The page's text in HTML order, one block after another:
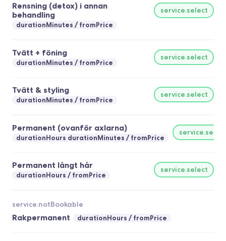
Rensning (detox) i annan
behandling
durationMinutes fromPrice
service.select
Tvätt + föning
durationMinutes fromPrice
service.select
Tvätt & styling
durationMinutes fromPrice
service.select
Permanent (ovanför axlarna)
durationHours durationMinutes fromPrice
service.select
Permanent långt hår
durationHours fromPrice
service.select
Rakpermanent durationHours fromPrice
service.notBookable